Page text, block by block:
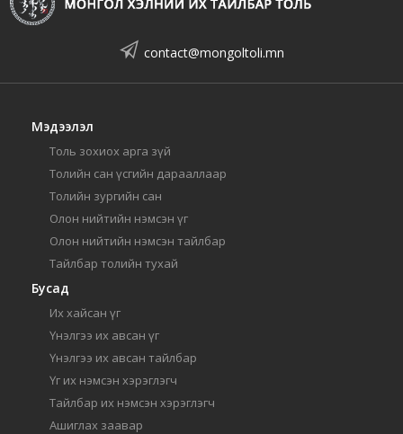
contact@mongoltoli.mn
Мэдээлэл
Толь зохиох арга зүй
Толийн сан үсгийн дарааллаар
Толийн зургийн сан
Олон нийтийн нэмсэн үг
Олон нийтийн нэмсэн тайлбар
Тайлбар толийн тухай
Бусад
Их хайсан үг
Үнэлгээ их авсан үг
Үнэлгээ их авсан тайлбар
Үг их нэмсэн хэрэглэгч
Тайлбар их нэмсэн хэрэглэгч
Ашиглах заавар